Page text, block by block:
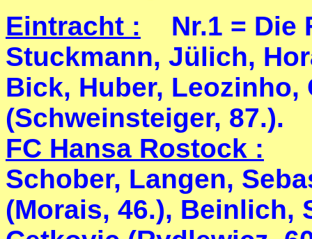
Eintracht : Nr.1 = Die
Stuckmann, Jülich,
Bick, Huber,
(Schweinsteiger, 87.).
FC Hansa Rostock :
Schober, Langen,
(Morais, 46.), Beinlich,